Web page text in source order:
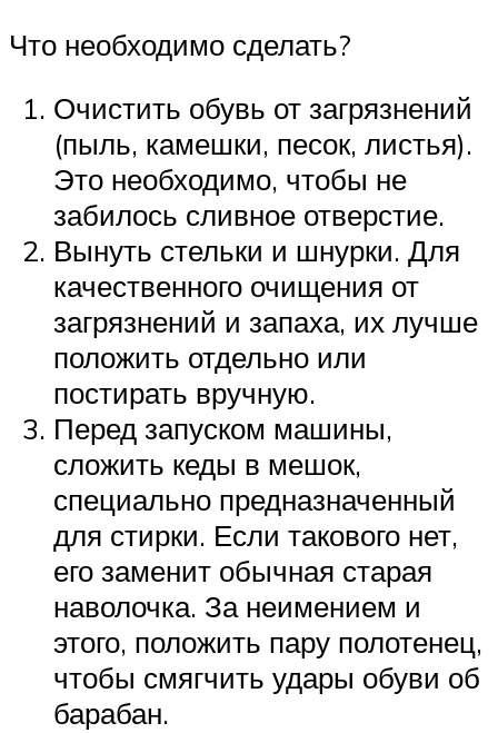
Что необходимо сделать?
Очистить обувь от загрязнений
(пыль, камешки, песок, листья).
Это необходимо, чтобы не
забилось сливное отверстие.
Вынуть стельки и шнурки. Для
качественного очищения от
загрязнений и запаха, их лучше
положить отдельно или
постирать вручную.
Перед запуском машины,
сложить кеды в мешок,
специально предназначенный
для стирки. Если такового нет,
его заменит обычная старая
наволочка. За неимением и
этого, положить пару полотенец,
чтобы смягчить удары обуви об
барабан.